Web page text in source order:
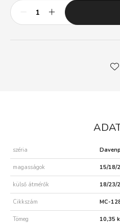
széria
magasságok 15/18/
külső átmérők 18/23/
Cikkszám MC-
Tömeg 10,35